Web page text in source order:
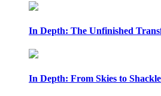
In Depth: The Unfinished
In Depth: From Skies to